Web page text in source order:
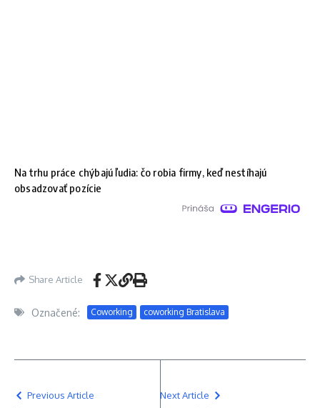
Na trhu práce chýbajú ľudia: čo robia firmy, keď nestíhajú
obsadzovať pozície
Share Article
Označené: Coworking coworking Bratislava
Previous Article Next Article